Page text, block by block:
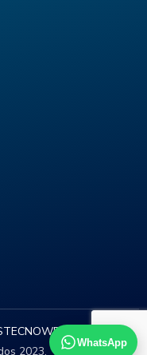
. Todos
2023.
WhatsApp